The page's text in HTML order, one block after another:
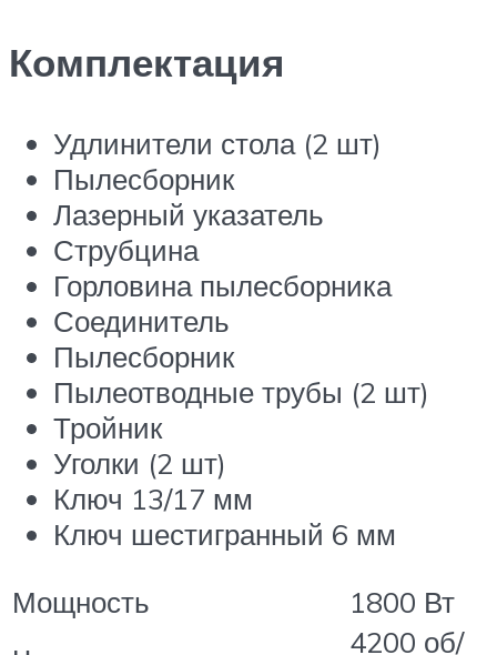
Комплектация
Удлинители стола (2 шт)
Пылесборник
Лазерный указатель
Струбцина
Горловина пылесборника
Соединитель
Пылесборник
Пылеотводные трубы (2 шт)
Тройник
Уголки (2 шт)
Ключ 13/17 мм
Ключ шестигранный 6 мм
Мощность
1800 Вт
4200 об/